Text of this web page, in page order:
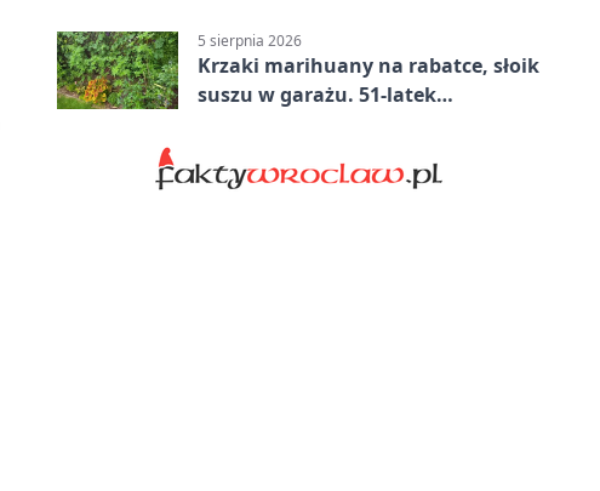
5 sierpnia 2026
Krzaki marihuany na rabatce, słoik
suszu w garażu. 51-latek